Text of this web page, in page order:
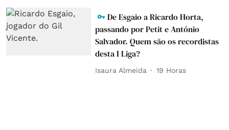
De Esgaio a Ricardo Horta,
passando por Petit e António
Salvador. Quem são os recordistas
desta I Liga?
Isaura Almeida 19 Horas